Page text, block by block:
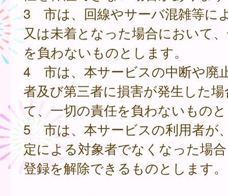
3 市は、回線やサーバ混雑等に
又は未着となった場合において
を負わないものとします。
4 市は、本サービスの中断や廃
者及び第三者に損害が発生した
て、一切の責任を負わないもの
5 市は、本サービスの利用者が
定による対象者でなくなった場
登録を解除できるものとします。